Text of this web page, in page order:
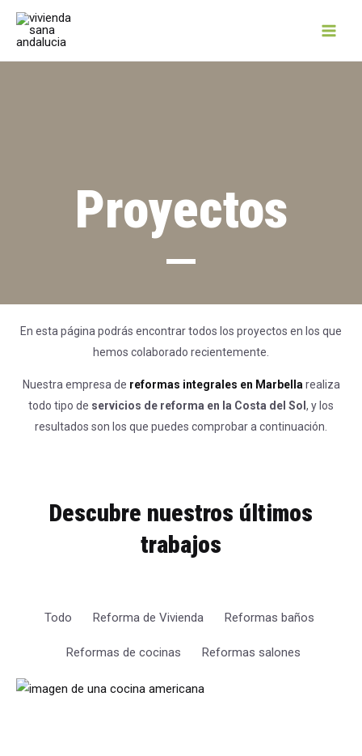
Proyectos
En esta página podrás encontrar todos los proyectos en los que
hemos colaborado recientemente.
Nuestra empresa de reformas integrales en Marbella realiza
todo tipo de servicios de reforma en la Costa del Sol , y los
resultados son los que puedes comprobar a continuación.
Descubre nuestros últimos
trabajos
Todo Reforma de Vivienda Reformas baños
Reformas de cocinas Reformas salones